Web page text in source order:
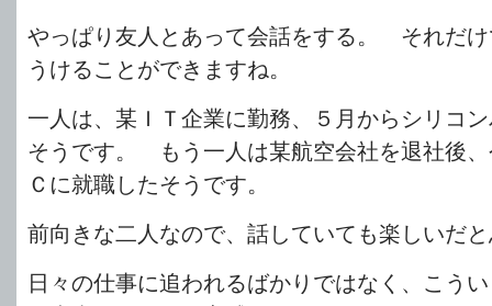
やっぱり友人とあって会話をする。 それだ
うけることができますね。
一人は、某ＩＴ企業に勤務、５月からシリコ
そうです。 もう一人は某航空会社を退社後
Ｃに就職したそうです。
前向きな二人なので、話していても楽しいだ
日々の仕事に追われるばかりではなく、こう